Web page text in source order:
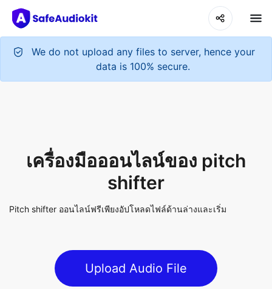
Pitch shifter ออนไลน์ฟรีเพียงอัปโหลดไฟล์ด้านล่างและเริ่ม
Upload Audio File